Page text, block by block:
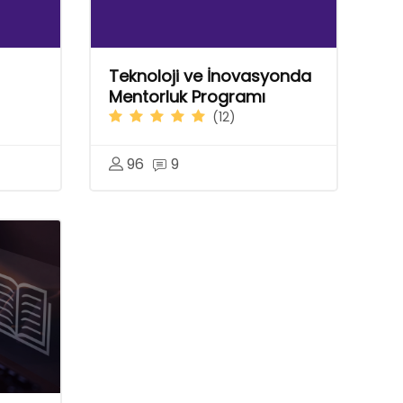
Teknoloji ve İnovasyonda
Mentorluk Programı
(12)
96 9